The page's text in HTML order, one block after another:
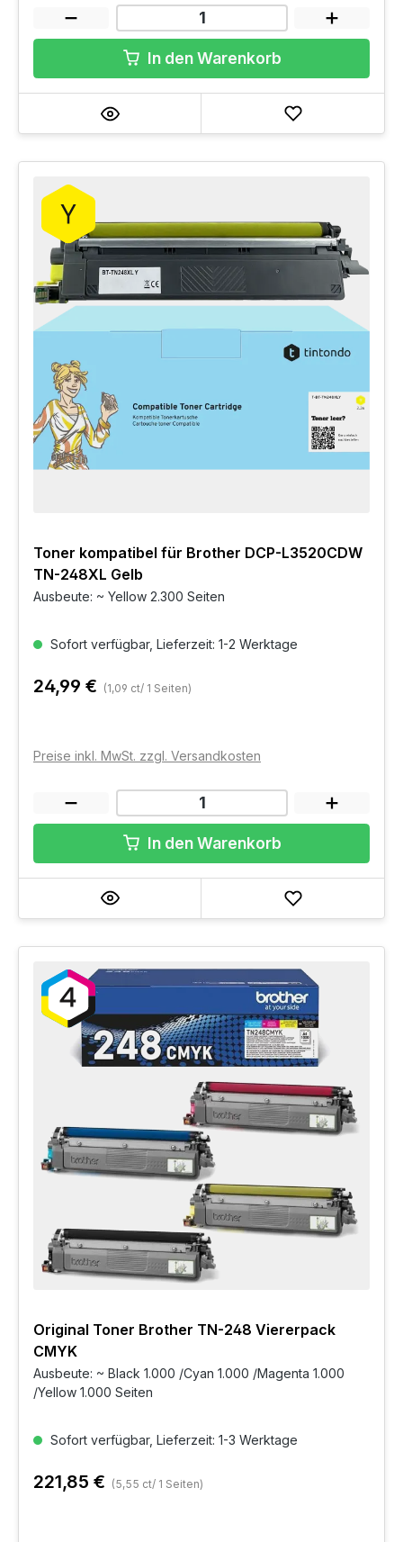
In den Warenkorb
Toner kompatibel für Brother DCP-L3520CDW
TN-248XL Gelb
Ausbeute: ~ Yellow 2.300 Seiten
Sofort verfügbar, Lieferzeit: 1-2 Werktage
24,99 € (1,09 ct/ 1 Seiten)
Preise inkl. MwSt. zzgl. Versandkosten
In den Warenkorb
Original Toner Brother TN-248 Viererpack
CMYK
Ausbeute: ~ Black 1.000 /Cyan 1.000 /Magenta 1.000
/Yellow 1.000 Seiten
Sofort verfügbar, Lieferzeit: 1-3 Werktage
221,85 € (5,55 ct/ 1 Seiten)